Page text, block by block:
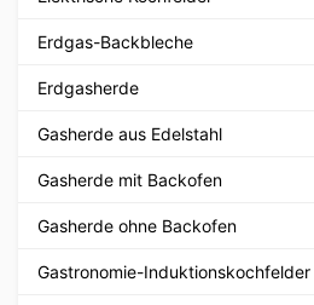
Erdgas-Backbleche
Erdgasherde
Gasherde aus Edelstahl
Gasherde mit Backofen
Gasherde ohne Backofen
Gastronomie-Induktionskochfelder